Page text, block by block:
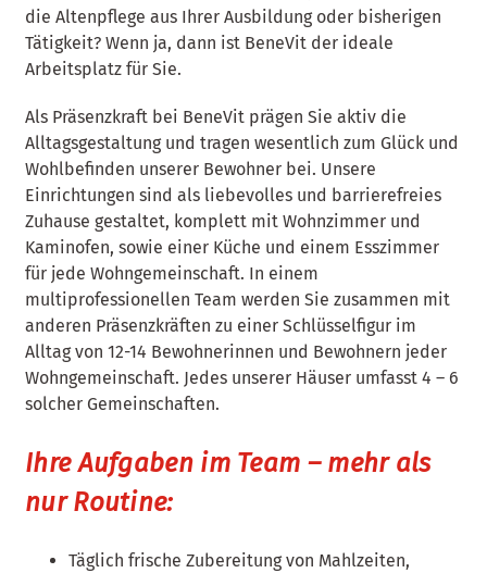
die Altenpflege aus Ihrer Ausbildung oder bisherigen
Tätigkeit? Wenn ja, dann ist BeneVit der ideale
Arbeitsplatz für Sie.
Als Präsenzkraft bei BeneVit prägen Sie aktiv die
Alltagsgestaltung und tragen wesentlich zum Glück und
Wohlbefinden unserer Bewohner bei. Unsere
Einrichtungen sind als liebevolles und barrierefreies
Zuhause gestaltet, komplett mit Wohnzimmer und
Kaminofen, sowie einer Küche und einem Esszimmer
für jede Wohngemeinschaft. In einem
multiprofessionellen Team werden Sie zusammen mit
anderen Präsenzkräften zu einer Schlüsselfigur im
Alltag von 12-14 Bewohnerinnen und Bewohnern jeder
Wohngemeinschaft. Jedes unserer Häuser umfasst 4 – 6
solcher Gemeinschaften.
Ihre Aufgaben im Team – mehr als
nur Routine:
Täglich frische Zubereitung von Mahlzeiten,